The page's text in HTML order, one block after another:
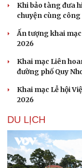
Khi bảo tàng đưa
chuyện cùng
Ấn tượng khai
2026
Khai mạc Liên
đường phố Quy
Khai mạc Lễ hội
2026
DU LỊCH